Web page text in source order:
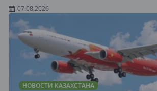
07.08.2026
НОВОСТИ КАЗАХСТАНА